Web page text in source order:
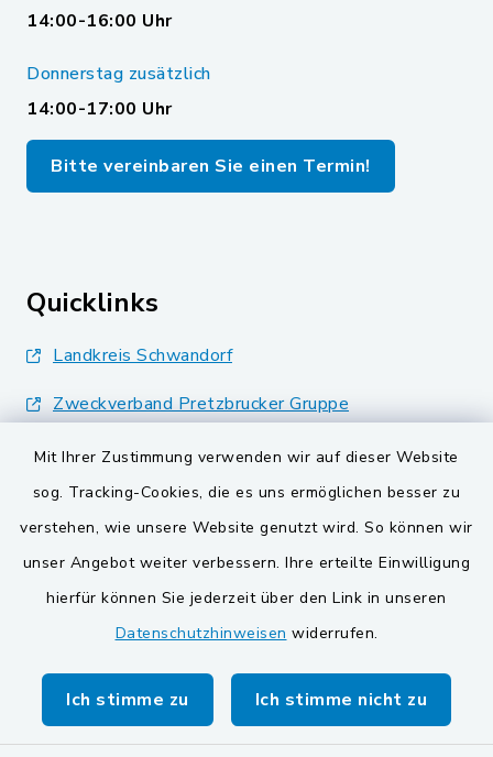
Mit Ihrer Zustimmung verwenden wir auf dieser Website
sog. Tracking-Cookies, die es uns ermöglichen besser zu
verstehen, wie unsere Website genutzt wird. So können wir
unser Angebot weiter verbessern. Ihre erteilte Einwilligung
hierfür können Sie jederzeit über den Link in unseren
Datenschutzhinweisen widerrufen.
Ich stimme zu Ich stimme nicht zu
14:00-16:00 Uhr
Donnerstag zusätzlich
14:00-17:00 Uhr
Bitte vereinbaren Sie einen Termin!
Quicklinks
Landkreis Schwandorf
Zweckverband Pretzbrucker Gruppe
BayernPortal
Gemeinden der
Verwaltungsgemeinschaft
Gemeinde Schwarzach bei Nabburg
Markt Schwarzenfeld
Gemeinde Stulln